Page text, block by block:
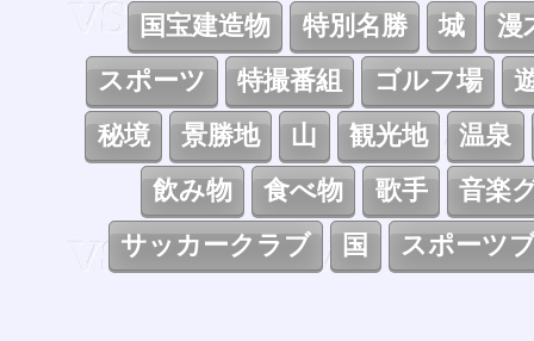
国宝建造物
特別名勝 城
漫
スポーツ
特撮番組 ゴルフ場
秘境
景勝地 山 観光地
温泉
飲み物
食べ物 歌手
音楽
サッカークラブ
国 スポーツ